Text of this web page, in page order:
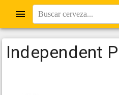
Buscar cerveza...
Independent